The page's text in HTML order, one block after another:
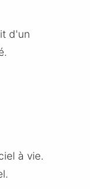
d'un
à vie.